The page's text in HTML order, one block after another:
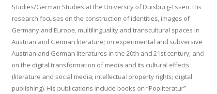
Studies/German Studies at the University of Duisburg-Essen. His
research focuses on the construction of identities, images of
Germany and Europe, multilinguality and transcultural spaces in
Austrian and German literature; on experimental and subversive
Austrian and German literatures in the 20th and 21st century; and
on the digital transformation of media and its cultural effects
(literature and social media; intellectual property rights; digital
publishing). His publications include books on “Popliteratur”